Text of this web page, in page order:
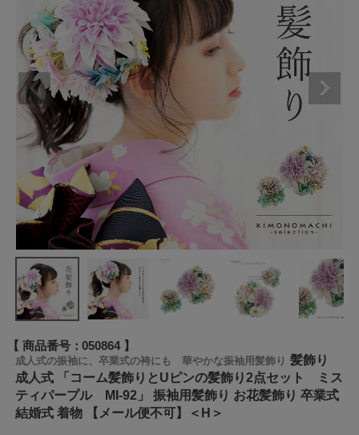
商品番号 050864
成人式の振袖に、卒業式の袴にも 華やかな振袖用髪飾り 髪飾り
成人式 「コーム髪飾りとUピンの髪飾り2点セット ミス
ティパープル MI-92」 振袖用髪飾り お花髪飾り 卒業式
結婚式 着物 【メール便不可】＜H＞